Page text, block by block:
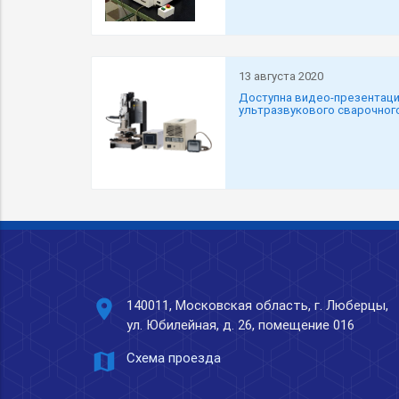
13 августа 2020
Доступна видео-
ультразвукового
place
140011, Московская область, г. Люберцы,
ул. Юбилейная, д. 26, помещение 016
map Схема проезда